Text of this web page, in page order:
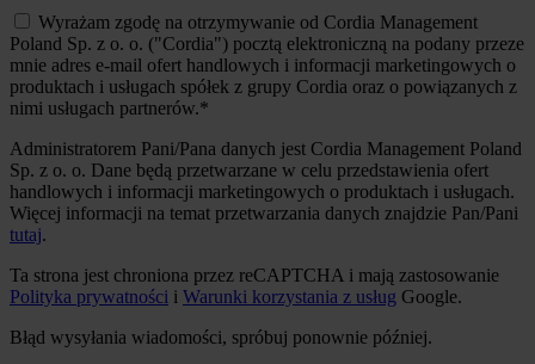
Wyrażam zgodę na otrzymywanie od Cordia Management
Poland Sp. z o. o. ("Cordia") pocztą elektroniczną na podany przeze
mnie adres e-mail ofert handlowych i informacji marketingowych o
produktach i usługach spółek z grupy Cordia oraz o powiązanych z
nimi usługach partnerów.*
Administratorem Pani/Pana danych jest Cordia Management Poland
Sp. z o. o. Dane będą przetwarzane w celu przedstawienia ofert
handlowych i informacji marketingowych o produktach i usługach.
Więcej informacji na temat przetwarzania danych znajdzie Pan/Pani
tutaj.
Ta strona jest chroniona przez reCAPTCHA i mają zastosowanie
Polityka prywatności i Warunki korzystania z usług Google.
Błąd wysyłania wiadomości, spróbuj ponownie później.